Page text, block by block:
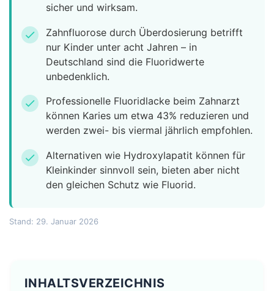
sicher und wirksam.
check
Zahnfluorose durch Überdosierung betrifft
nur Kinder unter acht Jahren – in
Deutschland sind die Fluoridwerte
unbedenklich.
check
Professionelle Fluoridlacke beim Zahnarzt
können Karies um etwa 43% reduzieren und
werden zwei- bis viermal jährlich empfohlen.
check
Alternativen wie Hydroxylapatit können für
Kleinkinder sinnvoll sein, bieten aber nicht
den gleichen Schutz wie Fluorid.
Stand: 29. Januar 2026
INHALTSVERZEICHNIS